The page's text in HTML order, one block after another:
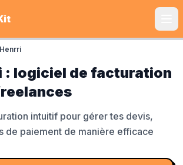
Henrri
: logiciel de facturation
intuitif pour gérer tes devis,
de paiement de manière efficace